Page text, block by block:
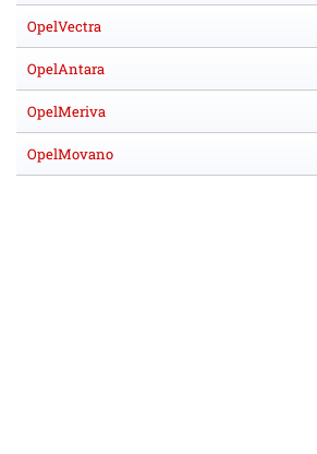
OpelVectra
OpelAntara
OpelMeriva
OpelMovano